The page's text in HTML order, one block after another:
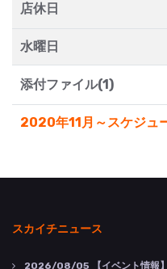
店休日
水曜日
添付ファイル(1)
2020年11月～スケジュ
スカイチニュース
2026/08/05 【イベント情報